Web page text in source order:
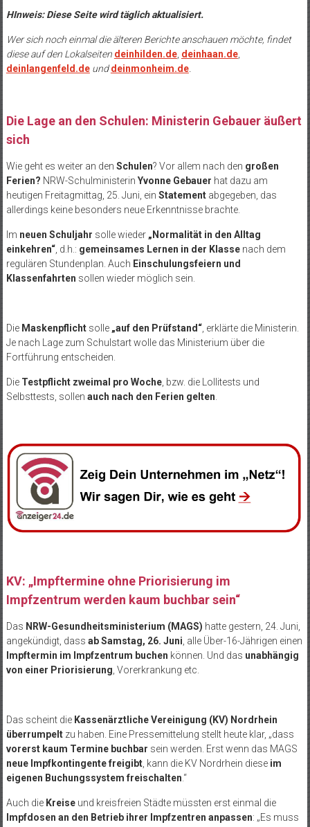
HInweis: Diese Seite wird täglich aktualisiert.
Wer sich noch einmal die älteren Berichte anschauen möchte, findet
diese auf den Lokalseiten deinhilden.de, deinhaan.de,
deinlangenfeld.deunddeinmonheim.de.
Die Lage an den Schulen: Ministerin Gebauer äußert
sich
Wie geht es weiter an den Schulen? Vor allem nach den großen
Ferien? NRW-Schulministerin Yvonne Gebauer hat dazu am
heutigen Freitagmittag, 25. Juni, ein Statementabgegeben, das
allerdings keine besonders neue Erkenntnisse brachte.
Im neuen Schuljahr solle wieder „Normalität in den Alltag
einkehren“, d.h.: gemeinsames Lernen in der Klassenach dem
regulären Stundenplan. Auch Einschulungsfeiern und
Klassenfahrten sollen wieder möglich sein.
Die Maskenpflichtsolle „auf den Prüfstand“, erklärte die Ministerin.
Je nach Lage zum Schulstart wolle das Ministerium über die
Fortführung entscheiden.
Die Testpflicht zweimal pro Woche, bzw. die Lollitests und
Selbsttests, sollen auch nach den Ferien gelten
KV: „Impftermine ohne Priorisierung im
Impfzentrum werden kaum buchbar sein“
Das NRW-Gesundheitsministerium (MAGS) hatte gestern, 24. Juni,
angekündigt, dass ab Samstag, 26. Juni , alle Über-16-Jährigen einen
Impftermin im Impfzentrum buchen können. Und das unabhängig
von einer Priorisierung , Vorerkrankung etc.
Das scheint die Kassenärztliche Vereinigung (KV) Nordrhein
überrumpeltzu haben. Eine Pressemittelung stellt heute klar, „dass
vorerst kaum Termine buchbar sein werden. Erst wenn das MAGS
neue Impfkontingente freigibt, kann die KV Nordrhein diese im
eigenen Buchungssystem freischalten .“
Auch die Kreiseund kreisfreien Städte müssten erst einmal die
Impfdosen an den Betrieb ihrer Impfzentren anpassen: „Es muss